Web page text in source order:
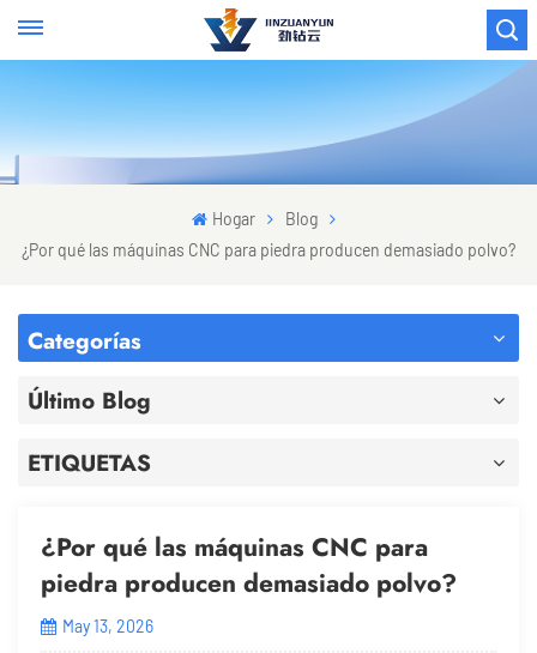
Hogar
Blog
¿Por qué las máquinas CNC para piedra producen demasiado polvo?
Categorías
Último Blog
ETIQUETAS
¿Por qué las máquinas CNC para
piedra producen demasiado polvo?
May 13, 2026